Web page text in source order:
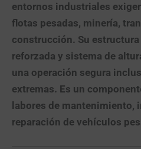
entornos industriales
flotas pesadas, minería,
construcción. Su
reforzada y sistema de
una operación segura
extremas. Es un
labores de mantenimiento,
reparación de vehículos